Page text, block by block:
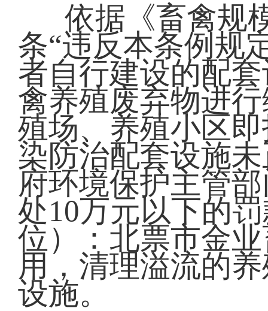
依据《畜禽规
条“违反本条例规
者自行建设的配
禽养殖废弃物进
殖场、养殖小区
染防治配套设施
府环境保护主管
处10万元以下的
位）：北票市金
用，清理溢流的
设施。